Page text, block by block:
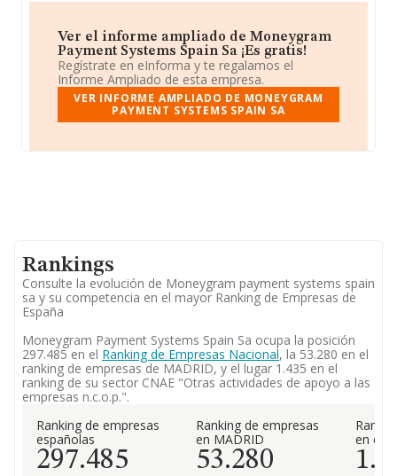
Ver el informe ampliado de Moneygram
Payment Systems Spain Sa ¡Es gratis!
Regístrate en eInforma y te regalamos el
Informe Ampliado de esta empresa.
VER INFORME AMPLIADO DE MONEYGRAM
PAYMENT SYSTEMS SPAIN SA
Rankings
Consulte la evolución de Moneygram payment systems spain
sa y su competencia en el mayor Ranking de Empresas de
España
Moneygram Payment Systems Spain Sa ocupa la posición
297.485 en el Ranking de Empresas Nacional, la 53.280 en el
ranking de empresas de MADRID, y el lugar 1.435 en el
ranking de su sector CNAE "Otras actividades de apoyo a las
empresas n.c.o.p.".
Ranking de empresas
españolas
297.485
Ranking de empresas
en MADRID
53.280
en el